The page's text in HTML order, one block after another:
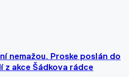
nemažou. Proske poslán do
z akce Šádkova rádce